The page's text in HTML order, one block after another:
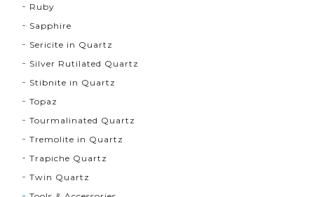
Ruby
Sapphire
Sericite in Quartz
Silver Rutilated Quartz
Stibnite in Quartz
Topaz
Tourmalinated Quartz
Tremolite in Quartz
Trapiche Quartz
Twin Quartz